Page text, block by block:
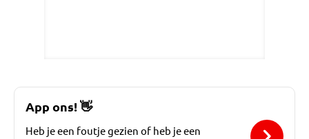
App ons!👋
Heb je een foutje gezien of heb je een